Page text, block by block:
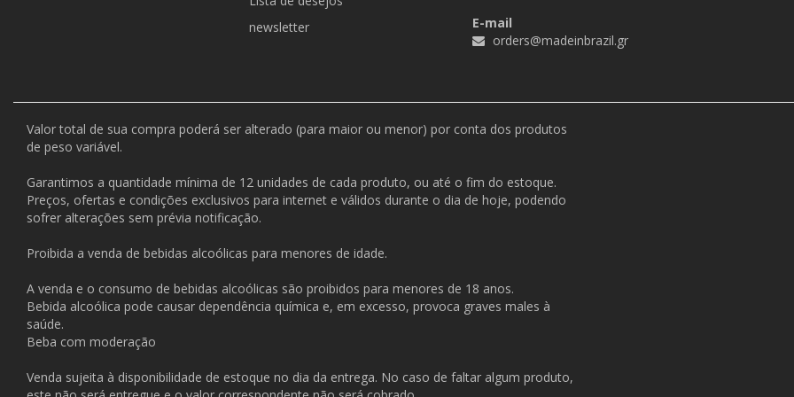
newsletter
E-mail
orders@madeinbrazil.gr
Valor total de sua compra poderá ser alterado (para maior ou menor) por conta dos produtos
de peso variável.
Garantimos a quantidade mínima de 12 unidades de cada produto, ou até o fim do estoque.
Preços, ofertas e condições exclusivos para internet e válidos durante o dia de hoje, podendo
sofrer alterações sem prévia notificação.
Proibida a venda de bebidas alcoólicas para menores de idade.
A venda e o consumo de bebidas alcoólicas são proibidos para menores de 18 anos.
Bebida alcoólica pode causar dependência química e, em excesso, provoca graves males à
saúde.
Beba com moderação
Venda sujeita à disponibilidade de estoque no dia da entrega. No caso de faltar algum produto,